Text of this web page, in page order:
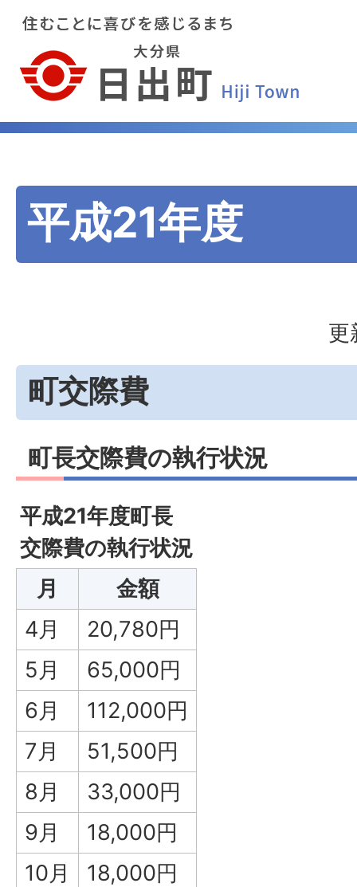
平成21年度
更
町交際費
町長交際費の執行状況
平成21年度町長
交際費の執行状況
月
金額
4月
20,780円
5月
65,000円
6月
112,000円
7月
51,500円
8月
33,000円
9月
18,000円
10月
18,000円